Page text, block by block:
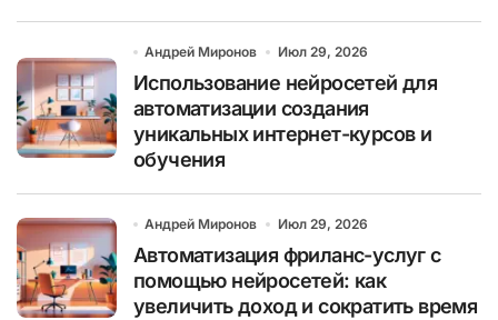
Андрей Миронов Июл 29, 2026
Использование нейросетей для
автоматизации создания
уникальных интернет-курсов и
обучения
Андрей Миронов Июл 29, 2026
Автоматизация фриланс-услуг с
помощью нейросетей: как
увеличить доход и сократить время